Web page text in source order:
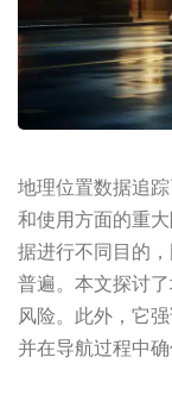
地理位置数据追
和使用方面的重
据进行不同目的
普遍。本文探讨
风险。此外，它
并在导航过程中